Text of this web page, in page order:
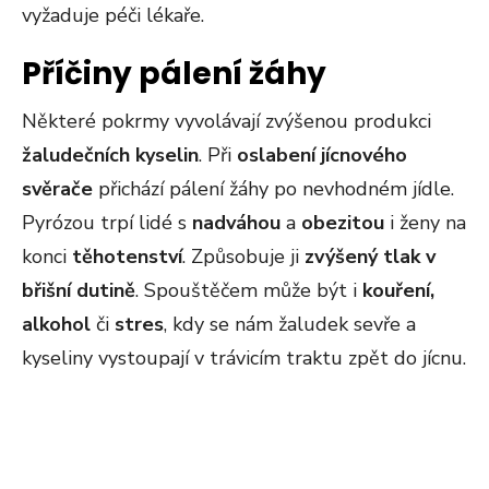
vyžaduje péči lékaře.
Příčiny pálení žáhy
Některé pokrmy vyvolávají zvýšenou produkci
žaludečních kyselin. Při oslabení jícnového
svěrače přichází pálení žáhy po nevhodném jídle.
Pyrózou trpí lidé s nadváhou a obezitou i ženy na
konci těhotenství. Způsobuje ji zvýšený tlak v
břišní dutině. Spouštěčem může být i kouření,
alkohol či stres, kdy se nám žaludek sevře a
kyseliny vystoupají v trávicím traktu zpět do jícnu.